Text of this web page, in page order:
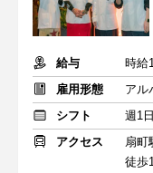
給与
雇用形態
アル
シフト
週1
アクセス
扇町
徒歩